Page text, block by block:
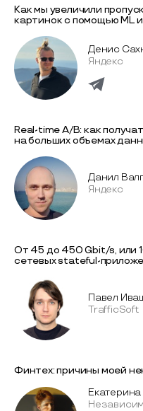
Как мы увеличили
картинок с помощью ML
Денис
Яндекс
Real-time A/B: как
на больших объемах
Данил
Яндекс
От 45 до 450 Gbit/s, или
сетевых stateful-
Павел
TrafficSoft
Финтех: причины моей